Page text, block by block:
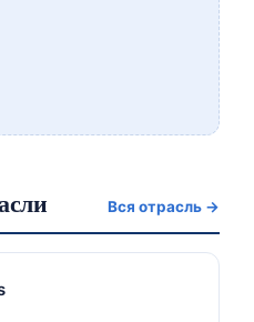
Вся отрасль →